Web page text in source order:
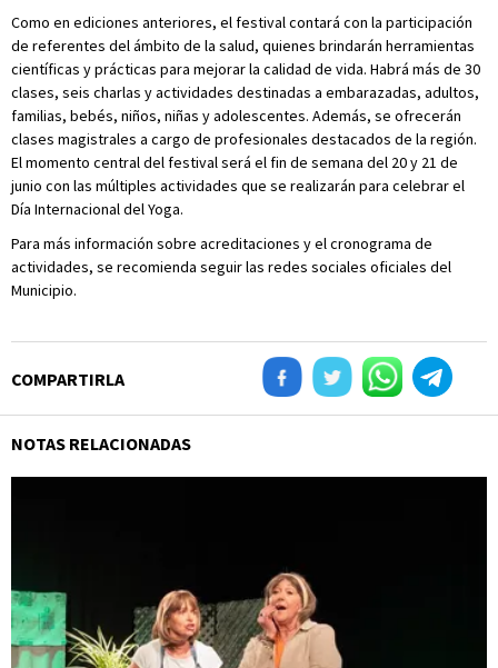
Como en ediciones anteriores, el festival contará con la participación
de referentes del ámbito de la salud, quienes brindarán herramientas
científicas y prácticas para mejorar la calidad de vida. Habrá más de 30
clases, seis charlas y actividades destinadas a embarazadas, adultos,
familias, bebés, niños, niñas y adolescentes. Además, se ofrecerán
clases magistrales a cargo de profesionales destacados de la región.
El momento central del festival será el fin de semana del 20 y 21 de
junio con las múltiples actividades que se realizarán para celebrar el
Día Internacional del Yoga.
Para más información sobre acreditaciones y el cronograma de
actividades, se recomienda seguir las redes sociales oficiales del
Municipio.
COMPARTIRLA
NOTAS RELACIONADAS